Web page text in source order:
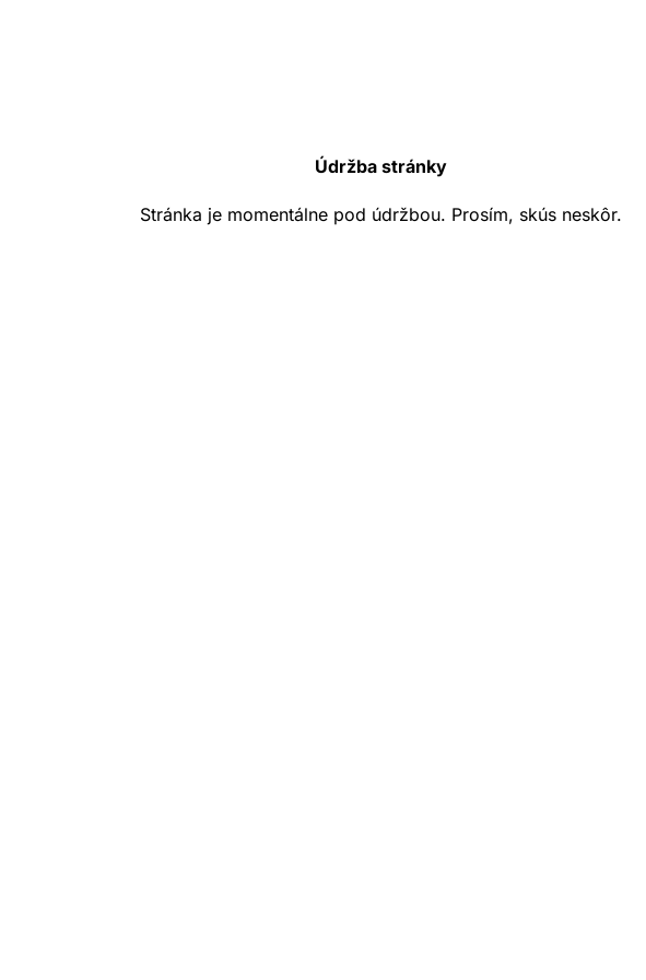
Údržba stránky
Stránka je momentálne pod údržbou. Prosím, skús neskôr.